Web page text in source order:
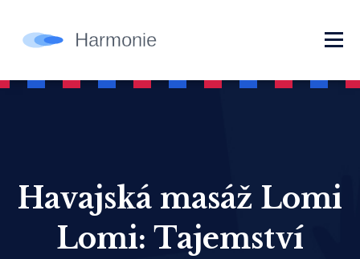
Havajská masáž Lomi
Lomi: Tajemství